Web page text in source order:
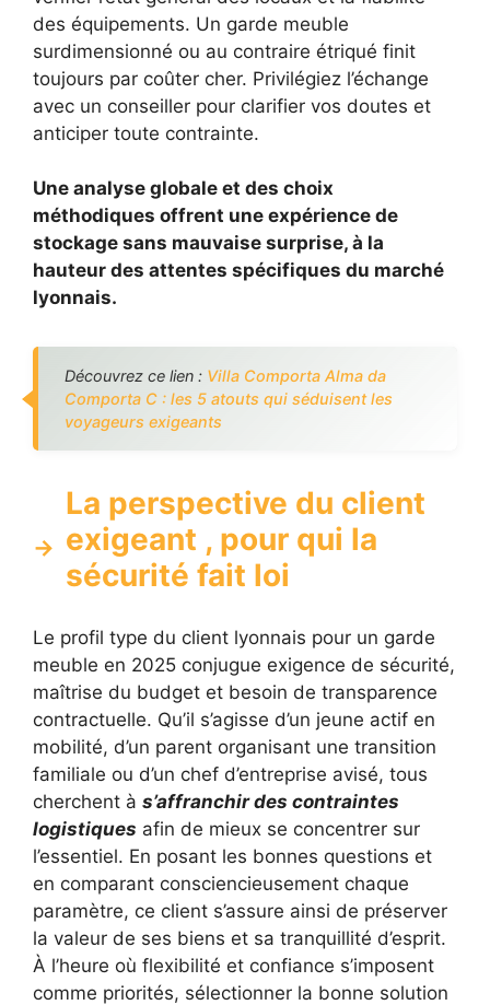
des équipements. Un garde meuble
surdimensionné ou au contraire étriqué finit
toujours par coûter cher. Privilégiez l’échange
avec un conseiller pour clarifier vos doutes et
anticiper toute contrainte.
Une analyse globale et des choix
méthodiques offrent une expérience de
stockage sans mauvaise surprise, à la
hauteur des attentes spécifiques du marché
lyonnais.
Découvrez ce lien : Villa Comporta Alma da
Comporta C : les 5 atouts qui séduisent les
voyageurs exigeants
La perspective du client
exigeant , pour qui la
sécurité fait loi
Le profil type du client lyonnais pour un garde
meuble en 2025 conjugue exigence de sécurité,
maîtrise du budget et besoin de transparence
contractuelle. Qu’il s’agisse d’un jeune actif en
mobilité, d’un parent organisant une transition
familiale ou d’un chef d’entreprise avisé, tous
cherchent à s’affranchir des contraintes
logistiques afin de mieux se concentrer sur
l’essentiel. En posant les bonnes questions et
en comparant consciencieusement chaque
paramètre, ce client s’assure ainsi de préserver
la valeur de ses biens et sa tranquillité d’esprit.
À l’heure où flexibilité et confiance s’imposent
comme priorités, sélectionner la bonne solution